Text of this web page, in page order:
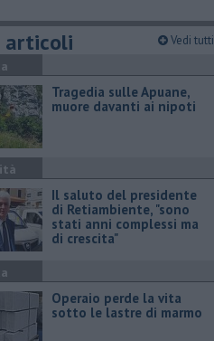
articoli Vedi tutti
Tragedia sulle Apuane,
muore davanti ai nipoti
Il saluto del presidente
di Retiambiente, "sono
stati anni complessi ma
di crescita"
Operaio perde la vita
sotto le lastre di marmo